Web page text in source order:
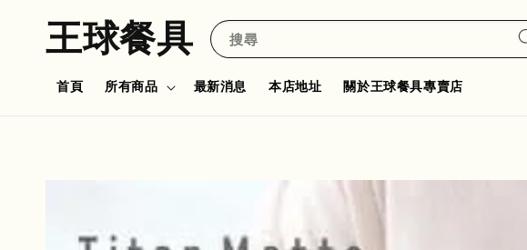
王球餐具 搜尋
首頁 所有商品 最新消息 本店地址 關於王球餐具專賣店